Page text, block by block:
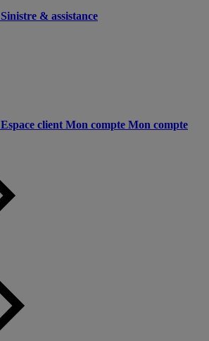
Sinistre & assistance
Espace client Mon compte Mon compte